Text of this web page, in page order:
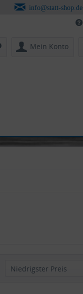
info@statt-shop.de
Mein Konto